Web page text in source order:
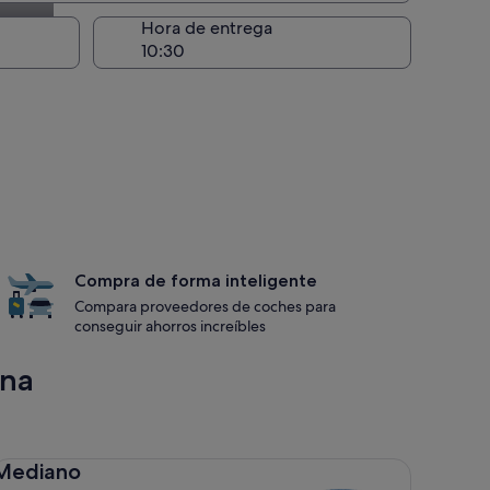
Hora de entrega
Compra de forma inteligente
Compara proveedores de coches para
conseguir ahorros increíbles